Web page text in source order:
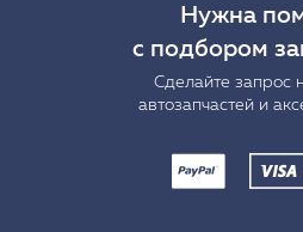
Нужна
с подбором
Сделайте запрос
автозапчастей и